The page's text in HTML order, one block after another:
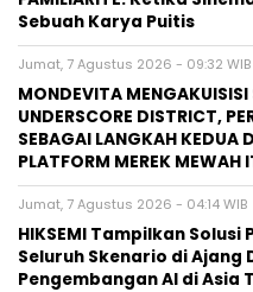
Sebuah Karya Puitis
Jumat, 7 Agustus 2026 - 09:32 WIB
MONDEVITA
UNDERSCORE DISTRICT,
SEBAGAI LANGKAH KEDUA
PLATFORM MEREK MEWAH
Jumat, 7 Agustus 2026 - 04:14 WIB
HIKSEMI Tampilkan
Seluruh Skenario di Ajang
Pengembangan AI di Asia